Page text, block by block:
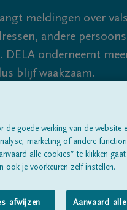
meldingen over
andere
onderneemt
blijf waakzaam.
rouwberichtenOver ons
goede werking van de website
marketing of andere
alle cookies” te klikken
ook je voorkeuren zelf instellen.
afwijzen Aanvaard